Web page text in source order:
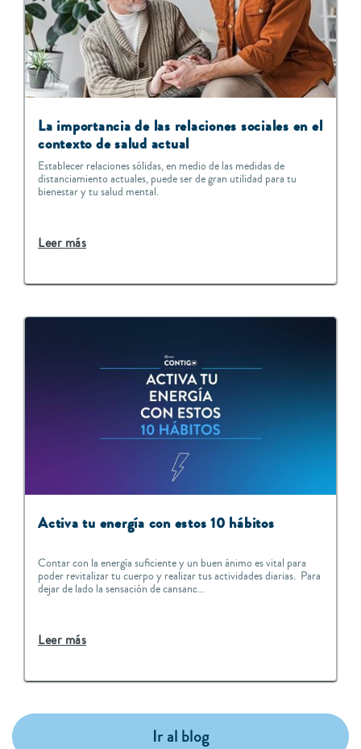
La importancia de las relaciones sociales en el
contexto de salud actual
Establecer relaciones sólidas, en medio de las medidas de
distanciamiento actuales, puede ser de gran utilidad para tu
bienestar y tu salud mental.
Leer más
Activa tu energía con estos 10 hábitos
Contar con la energía suficiente y un buen ánimo es vital para
poder revitalizar tu cuerpo y realizar tus actividades diarias. Para
dejar de lado la sensación de cansanc...
Leer más
Ir al blog